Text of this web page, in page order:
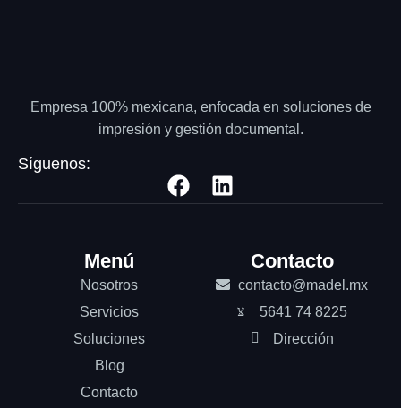
Empresa 100% mexicana, enfocada en soluciones de
impresión y gestión documental.
Síguenos:
Menú
Nosotros
Servicios
Soluciones
Blog
Contacto
Contacto
contacto@madel.mx
5641 74 8225
Dirección